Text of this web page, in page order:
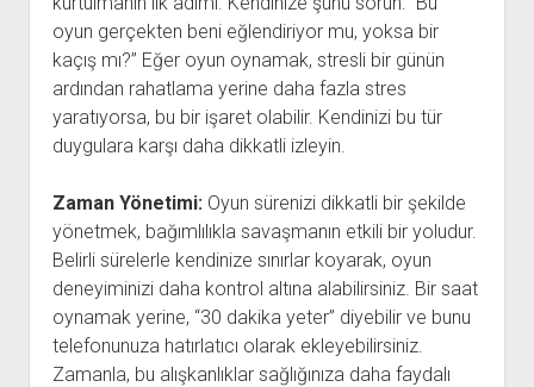
oyun gerçekten beni eğlendiriyor mu, yoksa bir
kaçış mı?” Eğer oyun oynamak, stresli bir günün
ardından rahatlama yerine daha fazla stres
yaratıyorsa, bu bir işaret olabilir. Kendinizi bu tür
duygulara karşı daha dikkatli izleyin.
Zaman Yönetimi:Oyun sürenizi dikkatli bir şekilde
yönetmek, bağımlılıkla savaşmanın etkili bir yoludur.
Belirli sürelerle kendinize sınırlar koyarak, oyun
deneyiminizi daha kontrol altına alabilirsiniz. Bir saat
oynamak yerine, “30 dakika yeter” diyebilir ve bunu
telefonunuza hatırlatıcı olarak ekleyebilirsiniz.
Zamanla, bu alışkanlıklar sağlığınıza daha faydalı